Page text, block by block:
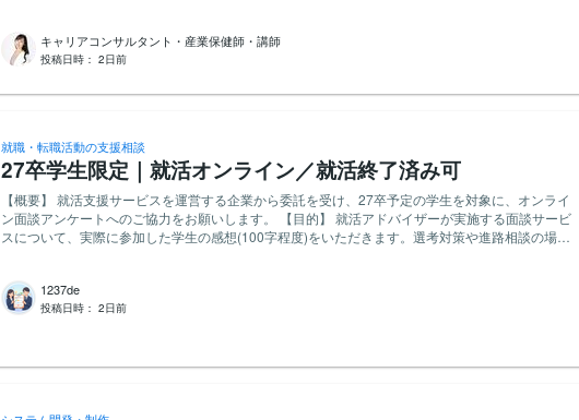
作、AI、フリーランス、ビジネス、教育系動画の編集経験 ・対談、講義、ノウハウ解説などの長
尺動画の編集経験 ・内容を理解したうえで、テロップや図解を工夫できる方 ・視聴維持を意識し
ばと考えています。 進捗に遅れが生じそうな場合も、早めにご連絡いただければ問題ありませ
①簡単な自己紹介と、動画編集の実務経験年数を教えてください。 ②ご自身が編集したYouTube
動画のポートフォリオURLをお送りください。 ③素材共有後、完成尺30分前後の動画について、
初稿提出までに必要な日数の目安を教えてください。 ④完成尺30分前後の有償トライアル1本につ
いて、希望金額と、その金額に含まれる作業範囲・修正回数を教えてください。 ポートフォリオ
だけでなく、長尺動画の見やすさ、フィードバックへの向き合い方、コミュニケーションなども含
めて総合的に選考します。 まずは1本ご一緒し、良い形であれば継続してお願いできる方と出会え
ましたら幸いです。ご応募をお待ちしております。
応募をお待ちしております！
キャリアコンサルタント・産業保健師・講師
投稿日時： 2日前
就職・転職活動の支援相談
27卒学生限定｜就活オンライン／就活終了済み可
【概要】 就活支援サービスを運営する企業から委託を受け、27卒予定の学生を対象に、オンライ
ン面談アンケートへのご協力をお願いします。 【目的】 就活アドバイザーが実施する面談サービ
スについて、実際に参加した学生の感想(100字程度)をいただきます。選考対策や進路相談の場と
方 ・2027年卒業予定の日本国内の大学・大学院・短大に在籍中の方 ・オンライン面談が可能な環
境（カメラ・マイク使用可）をお持ちの方 【注意事項】 面談日程は契約後に個別で調整します。
1237de
投稿日時： 2日前